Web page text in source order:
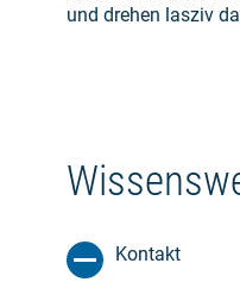
und drehen lasziv
Kontakt